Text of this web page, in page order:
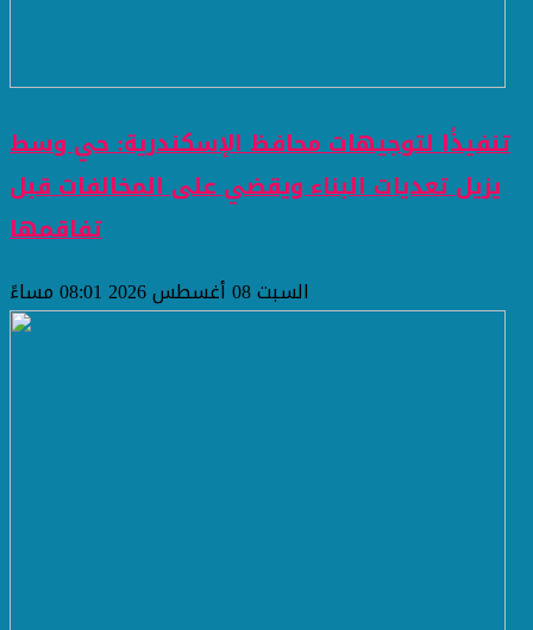
تنفيذًا لتوجيهات محافظ الإسكندرية: حي وسط
يزيل تعديات البناء ويقضي على المخالفات قبل
تفاقمها
السبت 08 أغسطس 2026 08:01 مساءً